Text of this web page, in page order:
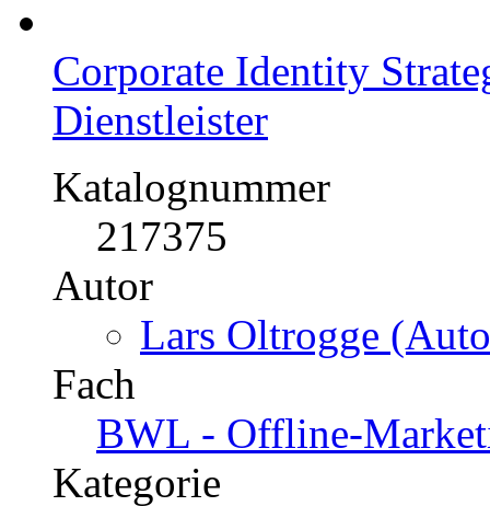
BWL -
Kategorie
Diplomarbeit, 2007
Preis
US$ 56,99
Corporate Identity
Dienstleister